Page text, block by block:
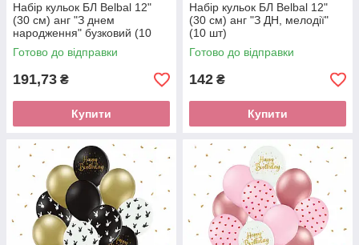
Набір кульок БЛ Belbal 12"
(30 см) анг "З днем
народження" бузковий (10
шт)
Готово до відправки
191,73 ₴
Купити
Набір кульок БЛ Belbal 12"
(30 см) анг "З ДН, мелодії"
(10 шт)
Готово до відправки
142 ₴
Купити